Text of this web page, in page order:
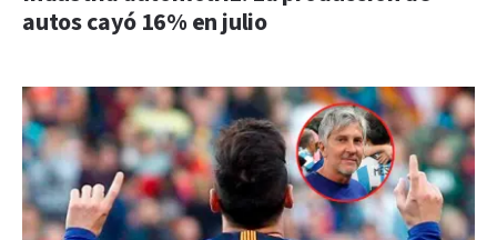
autos cayó 16% en julio